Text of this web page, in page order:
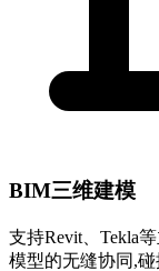
BIM三维建模
支持Revit、Tekla
模型的无缝协同,